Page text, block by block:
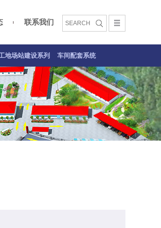
联系我们
地场站建设系列 车间配套系统
车间配套系统案例